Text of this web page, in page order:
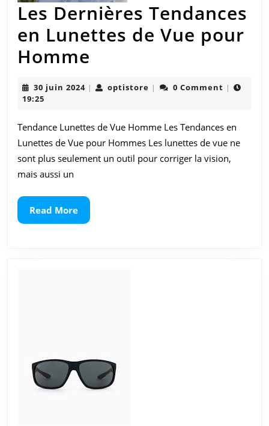
Les Dernières Tendances
en Lunettes de Vue pour
Homme
Dernières
Tendances
en
Lunettes
de
pour
30 juin 202430| optistore optistore
| 0 Comment |
19:25
Tendance Lunettes de Vue Homme Les Tendances en
Lunettes de Vue pour Hommes Les lunettes de vue ne
sont plus seulement un outil pour corriger la vision,
mais aussi un
Read MoreRead
More